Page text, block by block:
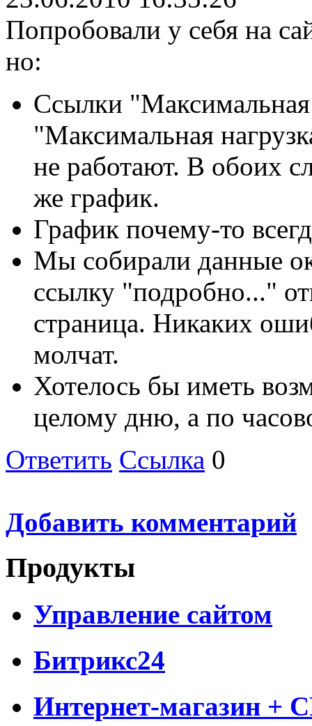
Попробовали у себя на
но:
Ссылки "Максимальная
"Максимальная
не работают. В обоих
же график.
График почему-то
Мы собирали данные
ссылку "подробно..."
страница. Никаких
молчат.
Хотелось бы иметь
целому дню, а по
Ответить Ссылка 0
Добавить комментарий
Продукты
Управление сайтом
Битрикс24
Интернет-магазин +